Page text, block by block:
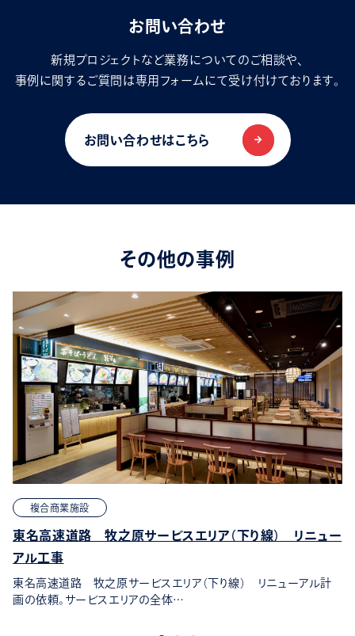
お問い合わせ
新規プロジェクトなど業務についてのご相談や、
事例に関するご質問は専用フォームにて受け付けております。
お問い合わせはこちら
その他の事例
複合商業施設
東名高速道路 牧之原サービスエリア（下り線） リニュー
アル工事
東名高速道路 牧之原サービスエリア（下り線） リニューアル計
画の依頼。サービスエリアの全体…